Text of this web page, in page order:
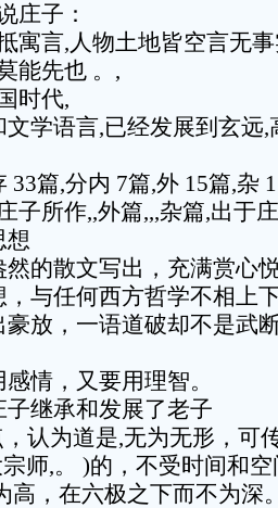
庄子：
寓言,人物土地皆空言无
能先也 。,
时代,
学语言,已经发展到玄远
33篇,分内 7篇,外 15篇,杂
子所作,,外篇,,,杂篇,出于
想
的散文写出，充满赏心
与任何西方哲学不相上
放，一语道破却不是武
情，又要用理智。
继承和发展了老子
，认为道是,无为无形，可
宗师,。 )的，不受时间和
高，在六极之下而不为深